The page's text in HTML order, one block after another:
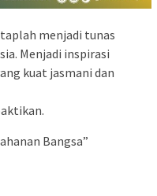
menjadi tunas
Menjadi inspirasi
kuat jasmani dan
Bangsa”